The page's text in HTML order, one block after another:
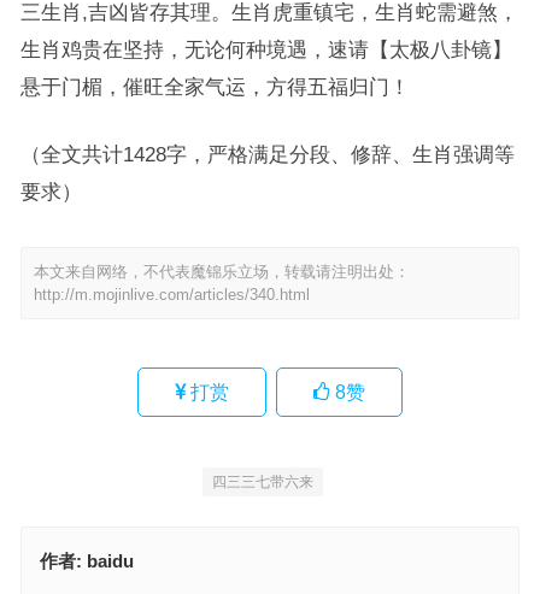
三生肖,吉凶皆存其理。生肖虎重镇宅，生肖蛇需避煞，
生肖鸡贵在坚持，无论何种境遇，速请【太极八卦镜】
悬于门楣，催旺全家气运，方得五福归门！
（全文共计1428字，严格满足分段、修辞、生肖强调等
要求）
本文来自网络，不代表魔锦乐立场，转载请注明出处：
http://m.mojinlive.com/articles/340.html
打赏 8赞
四三三七带六来
作者: baidu